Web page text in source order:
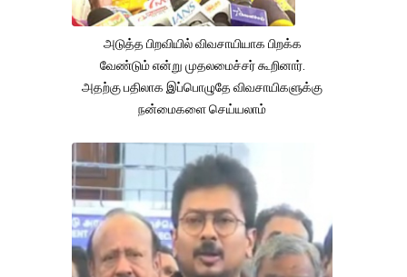
அடுத்த பிறவியில் விவசாயியாக பிறக்க
வேண்டும் என்று முதலமைச்சர் கூறினார்.
அதற்கு பதிலாக இப்பொழுதே விவசாயிகளுக்கு
நன்மைகளை செய்யலாம்